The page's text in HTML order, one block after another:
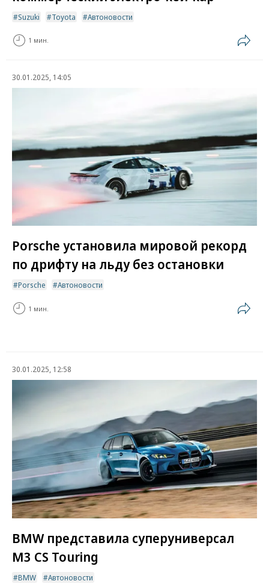
Suzuki Toyota Автоновости
1 мин.
30.01.2025, 14:05
Porsche установила мировой рекорд
по дрифту на льду без остановки
Porsche Автоновости
1 мин.
30.01.2025, 12:58
BMW представила суперуниверсал
M3 CS Touring
BMW Автоновости